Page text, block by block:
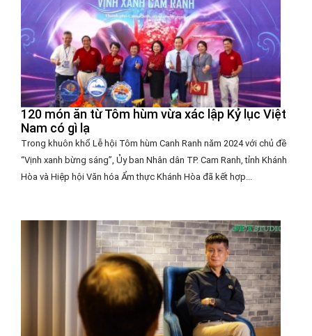
120 món ăn từ Tôm hùm vừa xác lập Kỷ lục Việt
Nam có gì lạ
Trong khuôn khổ Lễ hội Tôm hùm Canh Ranh năm 2024 với chủ đề
“Vịnh xanh bừng sáng”, Ủy ban Nhân dân TP. Cam Ranh, tỉnh Khánh
Hòa và Hiệp hội Văn hóa Ẩm thực Khánh Hòa đã kết hợp...